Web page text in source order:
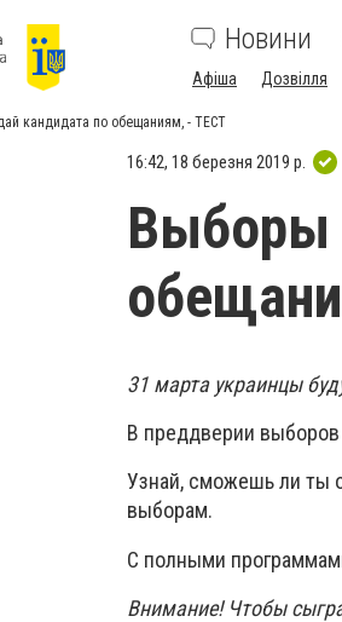
Новини
Афіша Дозвілля
кандидата по обещаниям, - ТЕСТ
16:42, 18 березня 2019 р.
Выборы
31 марта украинцы
В преддверии
Узнай, сможешь ли ты
выборам.
С полными
Внимание! Чтобы